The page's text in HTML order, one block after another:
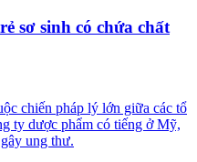
sơ sinh có chứa chất
chiến pháp lý lớn giữa các tổ
ty dược phẩm có tiếng ở Mỹ,
ung thư.